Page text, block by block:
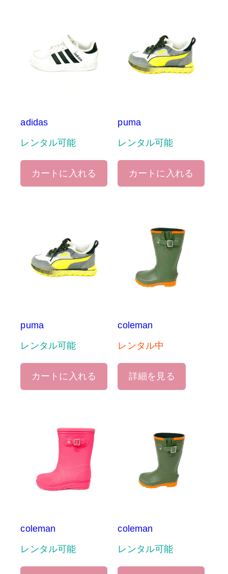
adidas
レンタル可能
カートに入れる
puma
レンタル可能
カートに入れる
puma
レンタル可能
カートに入れる
coleman
レンタル中
詳細を見る
coleman
レンタル可能
coleman
レンタル可能